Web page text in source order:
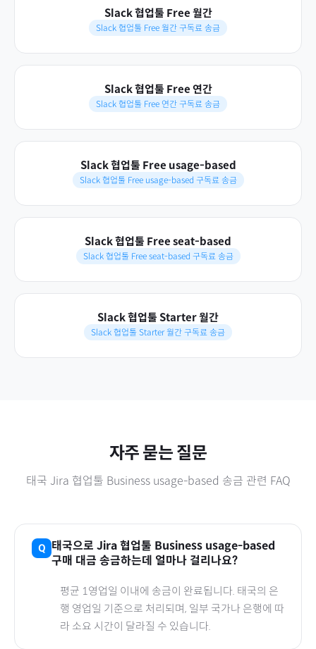
Slack 협업툴 Free 월간
Slack 협업툴 Free 월간 구독료 송금
Slack 협업툴 Free 연간
Slack 협업툴 Free 연간 구독료 송금
Slack 협업툴 Free usage-based
Slack 협업툴 Free usage-based 구독료 송금
Slack 협업툴 Free seat-based
Slack 협업툴 Free seat-based 구독료 송금
Slack 협업툴 Starter 월간
Slack 협업툴 Starter 월간 구독료 송금
자주 묻는 질문
태국 Jira 협업툴 Business usage-based 송금 관련 FAQ
태국으로 Jira 협업툴 Business usage-based
구매 대금 송금하는데 얼마나 걸리나요?
평균 1영업일 이내에 송금이 완료됩니다. 태국의 은
행 영업일 기준으로 처리되며, 일부 국가나 은행에 따
라 소요 시간이 달라질 수 있습니다.